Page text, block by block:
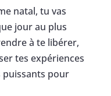
natal, tu vas
jour au plus
à te libérer,
tes expériences
puissants pour